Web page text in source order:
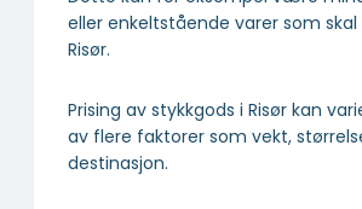
eller enkeltstående varer som
Risør.
Prising av stykkgods i Risør kan
av flere faktorer som vekt,
destinasjon.